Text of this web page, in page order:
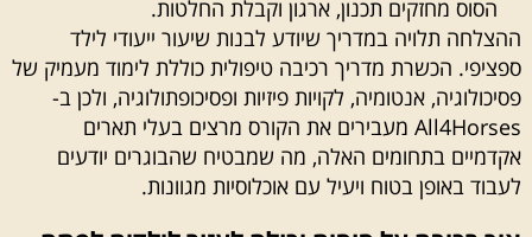
הסוס מחזקים תכנון, ארגון וקבלת החלטות.
ההצלחה תלויה במדריך שיודע לבנות שיעור ייעודי לילד
ספציפי. הכשרת מדריך רכיבה טיפולית כוללת לימוד מעמיק של
פסיכולוגיה, אנטומיה, לקויות פיזיות ופסיכופתולוגיה, ולכן ב-
All4Horses מעבירים את הקורס מרצים בעלי תארים
אקדמיים בתחומים האלה, מה שמבטיח שהבוגרים יודעים
לעבוד באופן בטוח ויעיל עם אוכלוסיות מגוונות.